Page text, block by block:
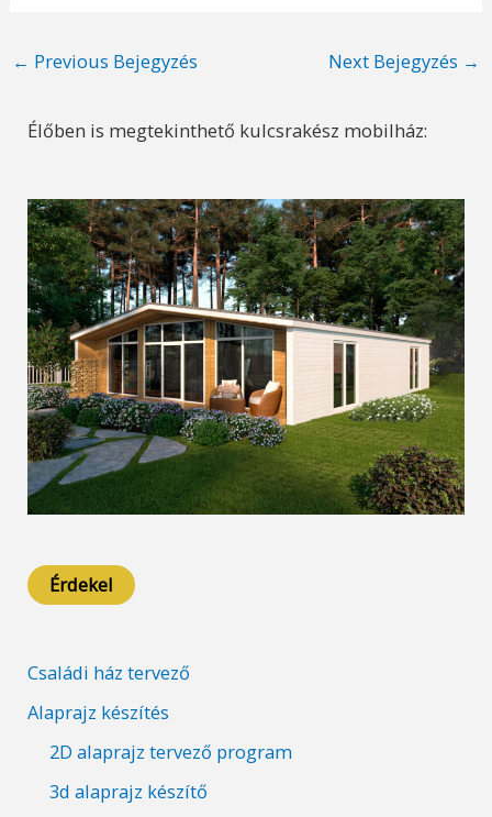
Post
← Previous Bejegyzés Next Bejegyzés →
Élőben is megtekinthető kulcsrakész mobilház:
Érdekel
Családi ház tervező
Alaprajz készítés
2D alaprajz tervező program
3d alaprajz készítő